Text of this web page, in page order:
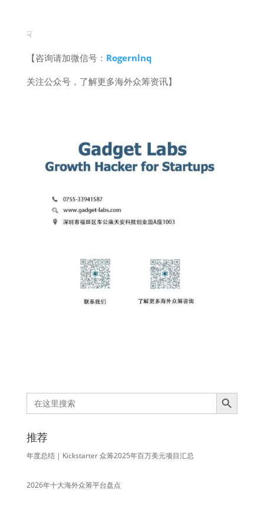
☟
【咨询请加微信号： Rogernlnq
关注公众号，了解更多海外众筹资讯】
Search
for:
Search Button
推荐
年度总结 | Kickstarter 众筹2025年百万美元项目汇总
2026年十大海外众筹平台盘点